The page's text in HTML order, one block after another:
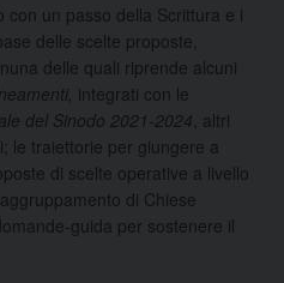
con un passo della Scrittura e i
delle scelte proposte,
delle quali riprende alcuni
integrati con le
del Sinodo 2021-2024 , altri
le traiettorie per giungere a
di scelte operative a livello
di Chiese
guida per sostenere il